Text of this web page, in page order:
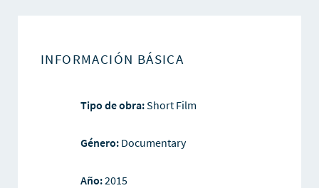
INFORMACIÓN BÁSICA
Tipo de obra:Short Film
Género:Documentary
Año:2015